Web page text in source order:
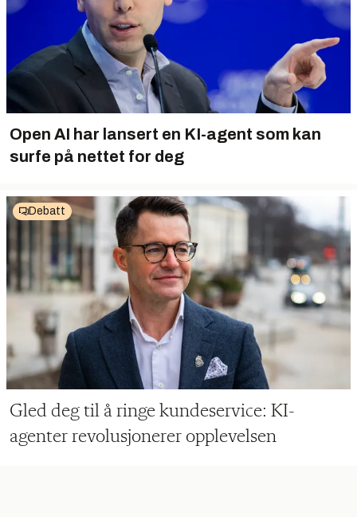
Open AI har lansert en KI-agent som kan
surfe på nettet for deg
Debatt
Gled deg til å ringe kundeservice: KI-
agenter revolusjonerer opplevelsen